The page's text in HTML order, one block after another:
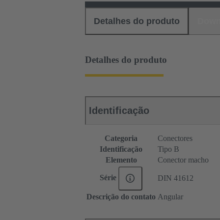
Detalhes do produto
Detalhes do produto
Identificação
Categoria
Conectores
Identificação
Tipo B
Elemento
Conector macho
Série DIN 41612
Descrição do contato Angular